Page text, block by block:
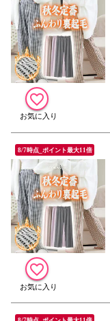
8/7時点_ポイント最大11倍